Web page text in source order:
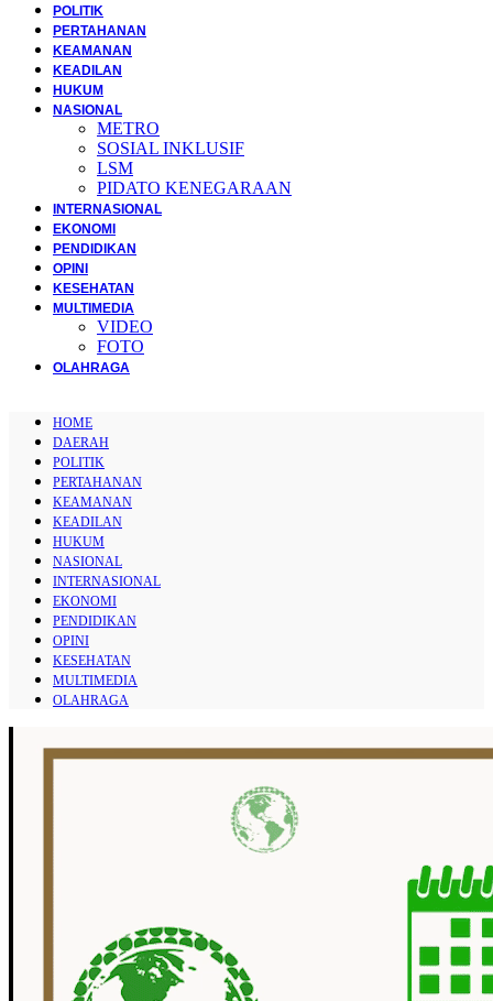
POLITIK
PERTAHANAN
KEAMANAN
KEADILAN
HUKUM
NASIONAL
METRO
SOSIAL INKLUSIF
LSM
PIDATO KENEGARAAN
INTERNASIONAL
EKONOMI
PENDIDIKAN
OPINI
KESEHATAN
MULTIMEDIA
VIDEO
FOTO
OLAHRAGA
HOME
DAERAH
POLITIK
PERTAHANAN
KEAMANAN
KEADILAN
HUKUM
NASIONAL
INTERNASIONAL
EKONOMI
PENDIDIKAN
OPINI
KESEHATAN
MULTIMEDIA
OLAHRAGA